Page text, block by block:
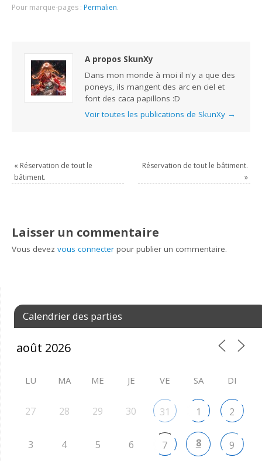
Pour marque-pages : Permalien.
A propos SkunXy
Dans mon monde à moi il n'y a que des
poneys, ils mangent des arc en ciel et
font des caca papillons :D
Voir toutes les publications de SkunXy →
« Réservation de tout le
bâtiment.
Réservation de tout le bâtiment.
»
Laisser un commentaire
Vous devezvous connecter pour publier un commentaire.
Calendrier des parties
LU MA ME JE VE SA DI
27 28 29 30 31 1 2
3 4 5 6 7 8 9